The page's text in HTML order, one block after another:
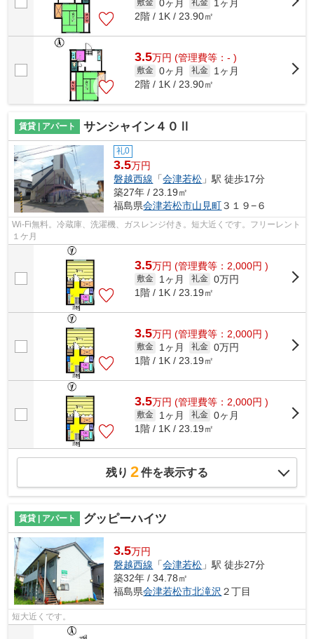
敷金 0ヶ月 礼金
1ヶ月
2階 / 1K / 23.90㎡
3.5万円 (管理費等：- )
敷金 0ヶ月 礼金
1ヶ月
2階 / 1K / 23.90㎡
賃貸 | アパート サンシャイン４０Ⅱ
礼0
3.5万円
磐越西線 「会津若松 」駅 徒歩17分
築27年 / 23.19㎡
福島県会津若松市山見町３１９−６
Wi-Fi無料。冷蔵庫、洗濯機、ガスレンジ付き。短大近くです。フリーレント
１ケ月
3.5万円 (管理費等：2,000円 )
敷金 1ヶ月 礼金 0万円
1階 / 1K / 23.19㎡
3.5万円 (管理費等：2,000円 )
敷金 1ヶ月 礼金 0万円
1階 / 1K / 23.19㎡
3.5万円 (管理費等：2,000円 )
敷金 1ヶ月 礼金 0ヶ月
1階 / 1K / 23.19㎡
残り 2件を表示する
賃貸 | アパート グッピーハイツ
3.5万円
磐越西線 「会津若松 」駅 徒歩27分
築32年 / 34.78㎡
福島県会津若松市北滝沢 ２丁目
短大近くです。